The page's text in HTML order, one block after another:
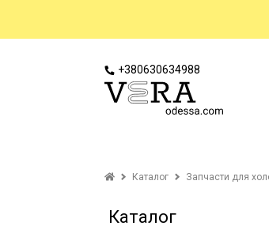
+380630634988
Каталог Запчасти для
Каталог